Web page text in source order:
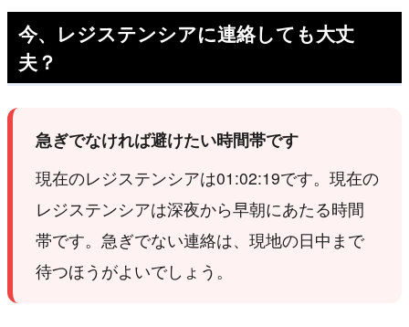
今、レジステンシアに連絡しても大丈
夫？
急ぎでなければ避けたい時間帯です
現在のレジステンシアは01:02:19です。現在の
レジステンシアは深夜から早朝にあたる時間
帯です。急ぎでない連絡は、現地の日中まで
待つほうがよいでしょう。